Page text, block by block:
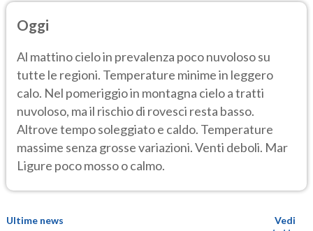
Oggi
Al mattino cielo in prevalenza poco nuvoloso su
tutte le regioni. Temperature minime in leggero
calo. Nel pomeriggio in montagna cielo a tratti
nuvoloso, ma il rischio di rovesci resta basso.
Altrove tempo soleggiato e caldo. Temperature
massime senza grosse variazioni. Venti deboli. Mar
Ligure poco mosso o calmo.
Ultime news
Vedi